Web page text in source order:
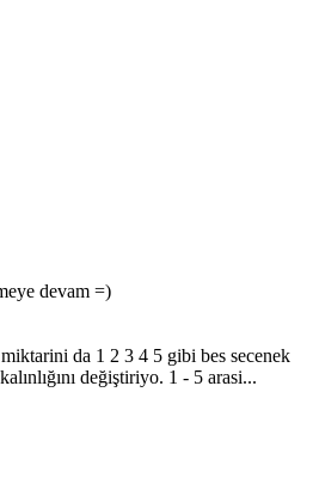
devam =)
da 1 2 3 4 5 gibi bes secenek
değiştiriyo. 1 - 5 arasi...